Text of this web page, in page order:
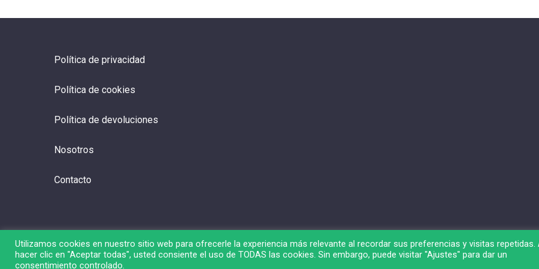
Política de privacidad
Política de cookies
Política de devoluciones
Nosotros
Contacto
© 2026 Liga de Bolsa.
Utilizamos cookies en nuestro sitio web para ofrecerle la experiencia más relevante al recordar sus preferencias y visitas repetidas.
hacer clic en "Aceptar todas", usted consiente el uso de TODAS las cookies. Sin embargo, puede visitar "Ajustes" para dar un
consentimiento controlado.